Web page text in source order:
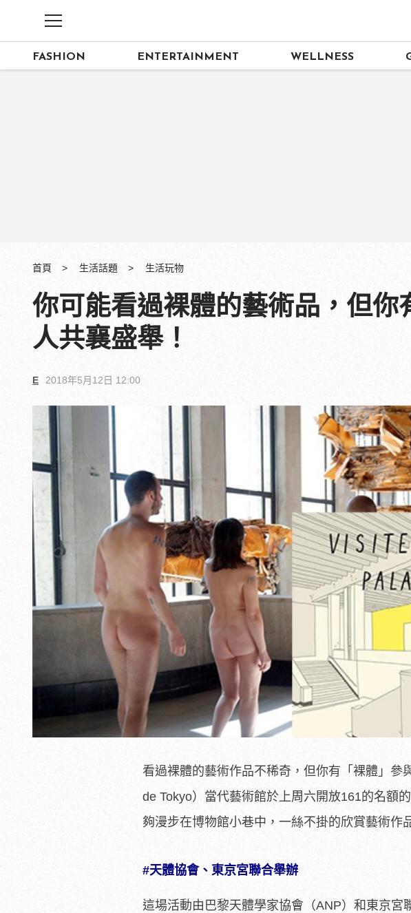
FASHION ENTERTAINMENT WELLNESS
首頁 生活話題 生活玩物
你可能看過裸體的藝術品，但
人共襄盛舉！
E 2018年5月12日 12:00
看過裸體的藝術作品不稀奇，但你有「裸體」參
de Tokyo） 當代藝術館於上周六開放161的名額
夠漫步在博物館小巷中，一絲不掛的欣賞藝術作
#天體協會、東京宮聯合舉辦
這場活動由巴黎天體學家協會（ANP）和東京